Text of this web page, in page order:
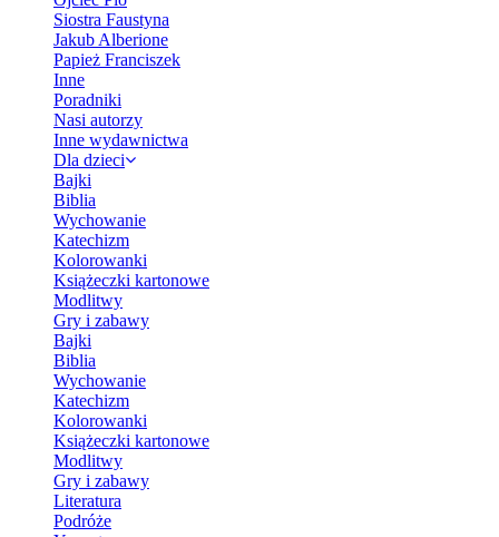
Siostra Faustyna
Jakub Alberione
Papież Franciszek
Inne
Poradniki
Nasi autorzy
Inne wydawnictwa
Dla dzieci
Bajki
Biblia
Wychowanie
Katechizm
Kolorowanki
Książeczki kartonowe
Modlitwy
Gry i zabawy
Bajki
Biblia
Wychowanie
Katechizm
Kolorowanki
Książeczki kartonowe
Modlitwy
Gry i zabawy
Literatura
Podróże